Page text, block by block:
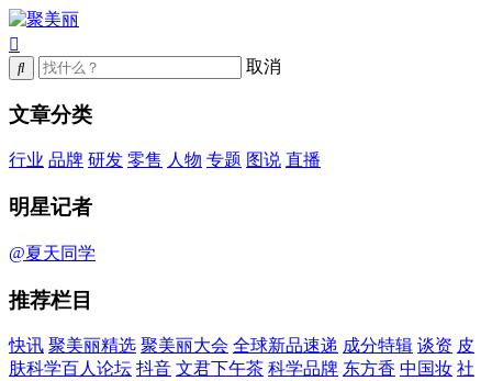
取消
文章分类
行业 品牌 研发 零售 人物 专题 图说 直播
明星记者
@夏天同学
推荐栏目
快讯 聚美丽精选 聚美丽大会 全球新品速递 成分特辑 谈资 皮
肤科学百人论坛 抖音 文君下午茶 科学品牌 东方香 中国妆 社